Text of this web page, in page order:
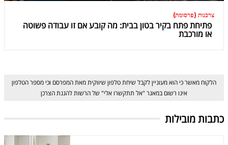
צרכנות (פרסומת)
פתיחת פתח בקיר בטון בבית: מה קובע אם זו עבודה פשוטה
או מורכבת
הלקוח מאשר כי הוא מעוניין לקבל שיחת טלפון שיווקית מאת המפרסם וכי מספר הטלפון
אינו רשום במאגר "אל תתקשרו אלי" של הרשות להגנת הצרכן
כתבות מובילות